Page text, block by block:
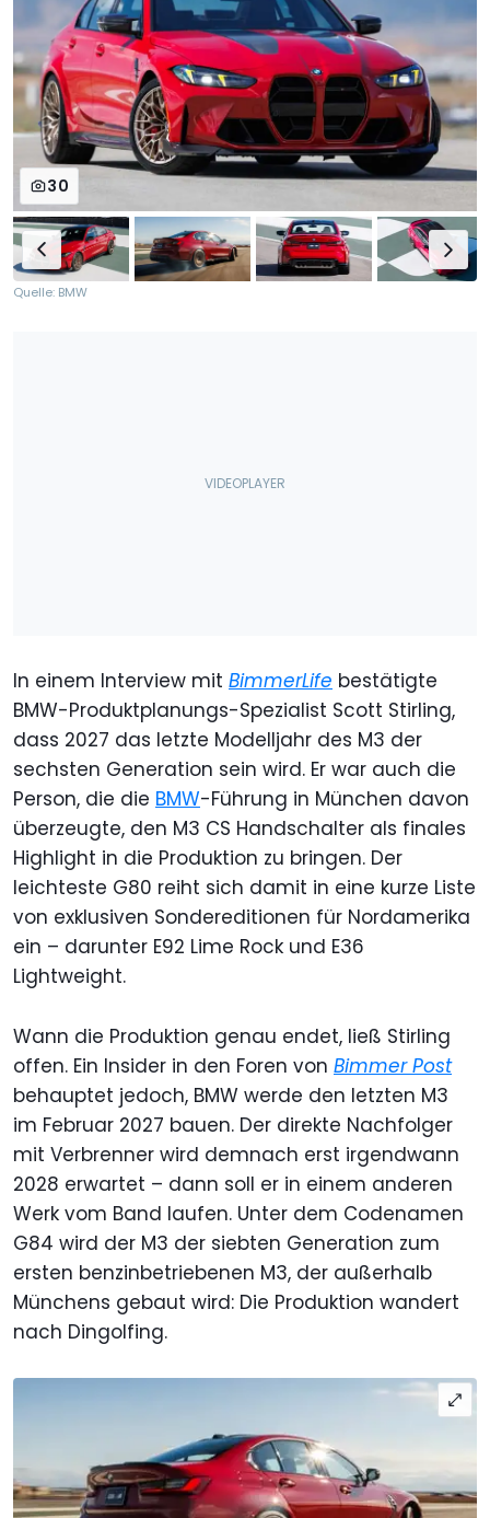
30
Quelle: BMW
In einem Interview mit BimmerLife bestätigte
BMW-Produktplanungs-Spezialist Scott Stirling,
dass 2027 das letzte Modelljahr des M3 der
sechsten Generation sein wird. Er war auch die
Person, die die BMW-Führung in München davon
überzeugte, den M3 CS Handschalter als finales
Highlight in die Produktion zu bringen. Der
leichteste G80 reiht sich damit in eine kurze Liste
von exklusiven Sondereditionen für Nordamerika
ein – darunter E92 Lime Rock und E36
Lightweight.
Wann die Produktion genau endet, ließ Stirling
offen. Ein Insider in den Foren von Bimmer Post
behauptet jedoch, BMW werde den letzten M3
im Februar 2027 bauen. Der direkte Nachfolger
mit Verbrenner wird demnach erst irgendwann
2028 erwartet – dann soll er in einem anderen
Werk vom Band laufen. Unter dem Codenamen
G84 wird der M3 der siebten Generation zum
ersten benzinbetriebenen M3, der außerhalb
Münchens gebaut wird: Die Produktion wandert
nach Dingolfing.